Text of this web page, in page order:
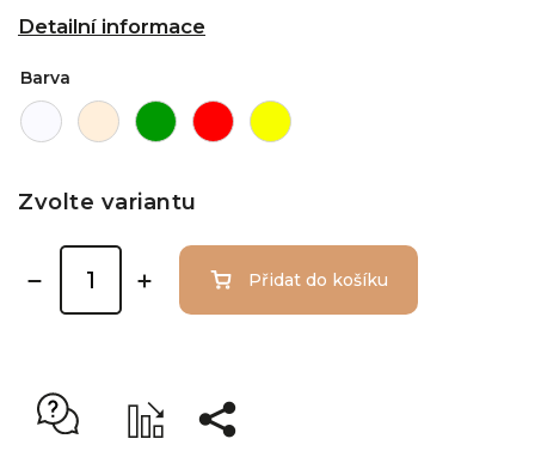
Detailní informace
Barva
Zvolte variantu
Přidat do košíku